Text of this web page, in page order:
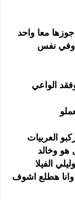
معا واحد
وفي نفس
الواعي
العربيات
هو وخالد
الفيلا
هطلع اشوف